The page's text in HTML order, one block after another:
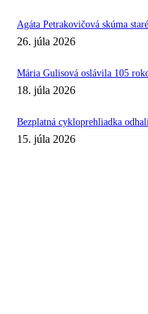
Agáta Petrakovičová skúma
26. júla 2026
Mária Gulisová oslávila 105
18. júla 2026
Bezplatná cykloprehliadka
15. júla 2026